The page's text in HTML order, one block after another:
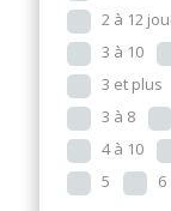
2 à 12
3 à 10
3 et plus
3 à 8
4 à 10
5
6